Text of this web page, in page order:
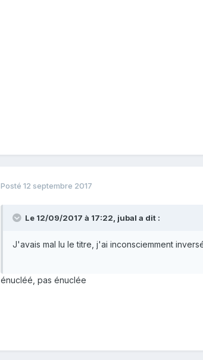
Posté 12 septembre 2017
Le 12/09/2017 à 17:22, jubal a dit :
J'avais mal lu le titre, j'ai inconsciemment
énucléé, pas énuclée